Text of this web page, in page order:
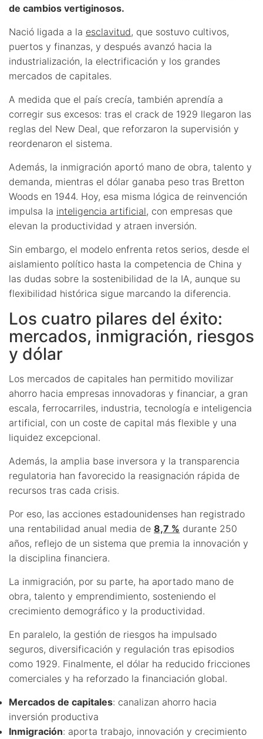
de cambios vertiginosos.
Nació ligada a la esclavitud, que sostuvo cultivos,
puertos y finanzas, y después avanzó hacia la
industrialización, la electrificación y los grandes
mercados de capitales.
A medida que el país crecía, también aprendía a
corregir sus excesos: tras el crack de 1929 llegaron las
reglas del New Deal, que reforzaron la supervisión y
reordenaron el sistema.
Además, la inmigración aportó mano de obra, talento y
demanda, mientras el dólar ganaba peso tras Bretton
Woods en 1944. Hoy, esa misma lógica de reinvención
impulsa la inteligencia artificial, con empresas que
elevan la productividad y atraen inversión.
Sin embargo, el modelo enfrenta retos serios, desde el
aislamiento político hasta la competencia de China y
las dudas sobre la sostenibilidad de la IA, aunque su
flexibilidad histórica sigue marcando la diferencia.
Los cuatro pilares del éxito:
mercados, inmigración, riesgos
y dólar
Los mercados de capitales han permitido movilizar
ahorro hacia empresas innovadoras y financiar, a gran
escala, ferrocarriles, industria, tecnología e inteligencia
artificial, con un coste de capital más flexible y una
liquidez excepcional.
Además, la amplia base inversora y la transparencia
regulatoria han favorecido la reasignación rápida de
recursos tras cada crisis.
Por eso, las acciones estadounidenses han registrado
una rentabilidad anual media de 8,7 % durante 250
años, reflejo de un sistema que premia la innovación y
la disciplina financiera.
La inmigración, por su parte, ha aportado mano de
obra, talento y emprendimiento, sosteniendo el
crecimiento demográfico y la productividad.
En paralelo, la gestión de riesgos ha impulsado
seguros, diversificación y regulación tras episodios
como 1929. Finalmente, el dólar ha reducido fricciones
comerciales y ha reforzado la financiación global.
Mercados de capitales: canalizan ahorro hacia
inversión productiva
Inmigración: aporta trabajo, innovación y crecimiento